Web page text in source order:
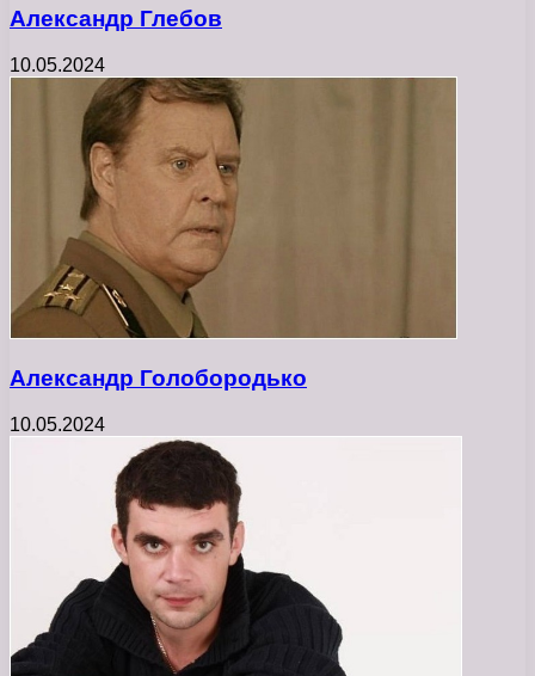
Александр Глебов
10.05.2024
Александр Голобородько
10.05.2024